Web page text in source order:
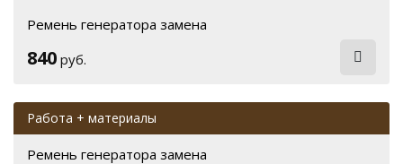
Ремень генератора замена
840 руб.
Работа + материалы
Ремень генератора замена